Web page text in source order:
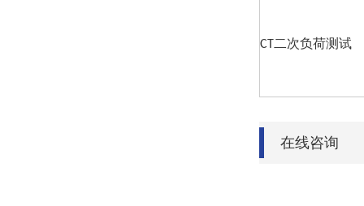
CT 二次负荷测试
在线咨询